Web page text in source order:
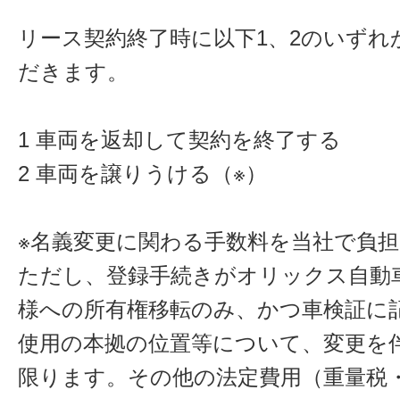
リース契約終了時に以下1、2のいず
だきます。
1 車両を返却して契約を終了する
2 車両を譲りうける（※）
※名義変更に関わる手数料を当社で負
ただし、登録手続きがオリックス自動
様への所有権移転のみ、かつ車検証に
使用の本拠の位置等について、変更を
限ります。その他の法定費用（重量税